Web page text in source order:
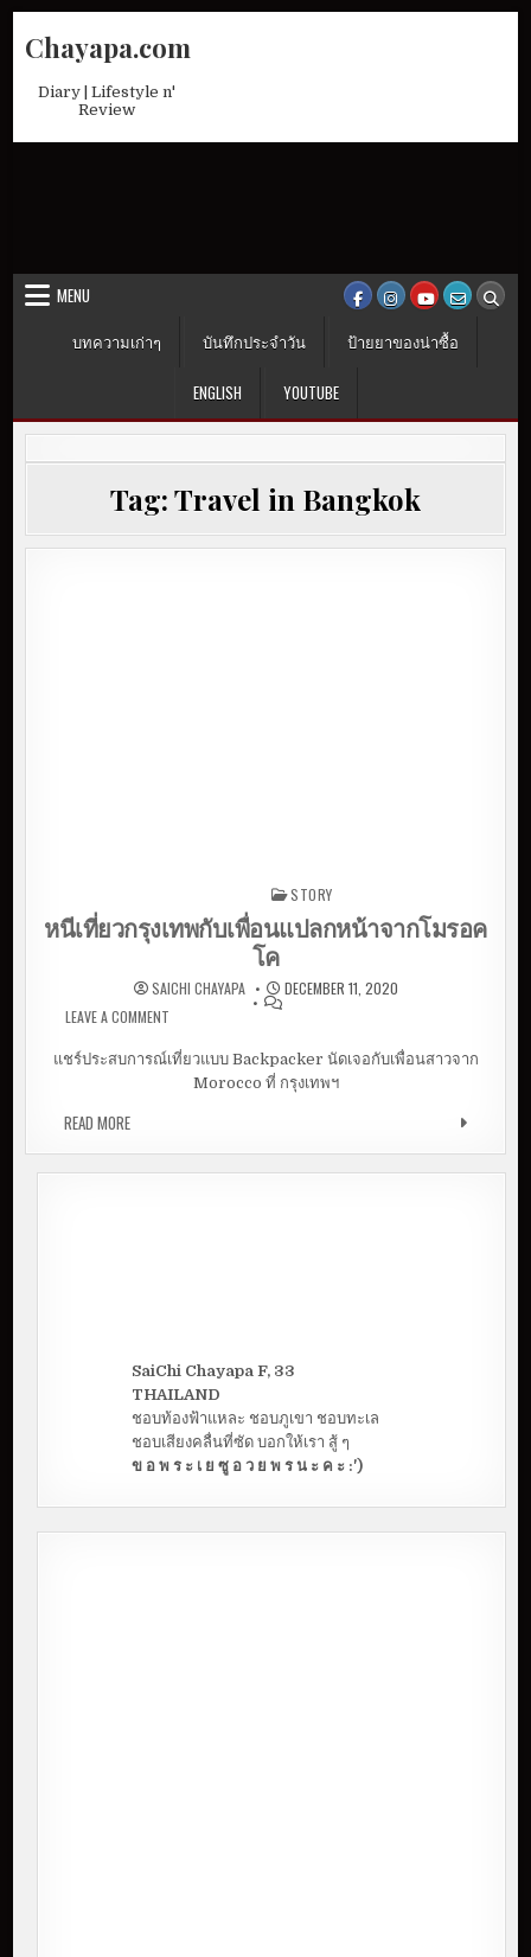
Chayapa.com
Diary | Lifestyle n'
Review
MENU
บทความเก่าๆ
บันทึกประจำวัน ป้ายยาของน่าซื้อ
ENGLISH YOUTUBE
Tag:Travel in Bangkok
STORY
หนีเที่ยวกรุงเทพกับเพื่อนแปลกหน้าจากโมรอค
โค
SAICHI CHAYAPA
DECEMBER 11, 2020
LEAVE A COMMENTON หนีเที่ยวกรุงเทพกับเพื่อนแปลกหน้าจากโมรอค
แชร์ประสบการณ์เที่ยวแบบ Backpacker นัดเจอกับเพื่อนสาวจาก
Morocco ที่ กรุงเทพฯ
READ MOREหนีเที่ยวกรุงเทพกับเพื่อนแปลกหน้าจากโมรอคโค
SaiChi Chayapa F, 33
THAILAND
ชอบท้องฟ้าแหละ ชอบภูเขา ชอบทะเล
ชอบเสียงคลื่นที่ซัด บอกให้เรา สู้ ๆ
ข อ พ ร ะ เ ย ซู อ ว ย พ ร น ะ ค ะ :')